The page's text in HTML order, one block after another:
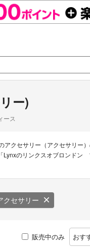
ー)
ース
アクセサリー（アクセサリ
のリンクスオブロンドン
クセサリー
販売中のみ おす